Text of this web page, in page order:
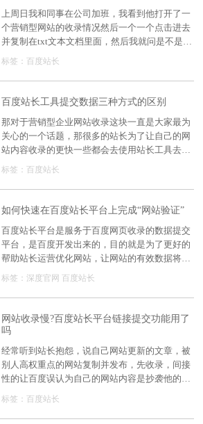
上周日我和同事在公司加班，我看到他打开了一
个营销型网站的收录情况然后一个一个点击进去
并复制在txt文本文档里面，然后我就问是不是在
记录网站的死链接，这个同事回答说是的，因为
上，于是之前收录的就是死链接了，这时候就必
须把网站的死链接提交给百度，于是就一条一条
网站开发公司小编就来说说在提交百度站长平台
网站后死链处于等待状态的原因有哪些?
标签： 百度站长
百度站长工具提交数据三种方式的区别
那对于营销型企业网站收录这块一直是大家最为
关心的一个话题，那很多的站长为了让自己的网
站内容收录的更快一些都会去使用站长工具去推
送自己的网站。
标签： 百度站长
如何快速在百度站长平台上完成“网站验证”
百度站长平台是服务于百度网页收录的数据提交
平台，是百度开发出来的，目的就是为了更好的
帮助站长运营优化网站，让网站的有效数据将更
容易、更快速、更全面的被百度网页收录
标签： 深度官网 百度站长
网站收录慢?百度站长平台链接提交功能用了
吗
经常听到站长抱怨，说自己网站更新的文章，被
别人高权重点的网站复制并发布，先收录，间接
性的让百度误认为自己的网站内容是抄袭他的，
不利于新站的发展，所以百度在去年就推链接提
标签： 百度站长